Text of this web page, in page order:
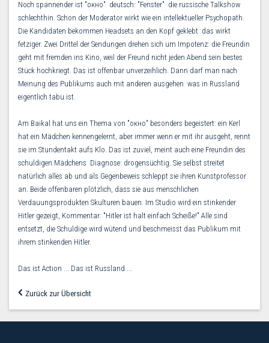
Noch spannender ist "окно"  deutsch: "Fenster"  die russische Talkshow
schlechthin. Schon der Moderator wirkt wie ein intellektueller Psychopath.
Die Kandidaten bekommen Headsets an den Kopf geklebt  das wirkt
fetziger. Zwei Drittel der Sendungen drehen sich um Impotenz: die Freundin
geht mit fremden ins Kino, weil der Freund nicht jeden Abend sein bestes
Stück hochkriegt. Das ist offenbar unverzeihlich. Dann darf man nach
Meinung des Publikums auch mit anderen ausgehen  was in Russland
eigentlich tabu ist.
Am Baikal hat uns ein Thema von "окно" besonders begeistert: ein Kerl
hat ein Mädchen kennengelernt, aber immer wenn er mit ihr ausgeht, rennt
sie im Stundentakt aufs Klo. Das ist zuviel, meint auch eine Freundin des
schuldigen Mädchens  Diagnose: drogensüchtig. Sie selbst streitet
natürlich alles ab und als Gegenbeweis schleppt sie ihren Kunstprofessor
an. Beide offenbaren plötzlich, dass sie aus menschlichen
Verdauungsprodukten Skulturen bauen. Im Studio wird ein stinkender
Hitler gezeigt, Kommentar: "Hitler ist halt einfach Scheiße!" Alle sind
entsetzt, die Schuldige wird wütend und beschmeisst das Publikum mit
ihrem stinkenden Hitler.
Das ist Action ... Das ist Russland ...
Zurück zur Übersicht